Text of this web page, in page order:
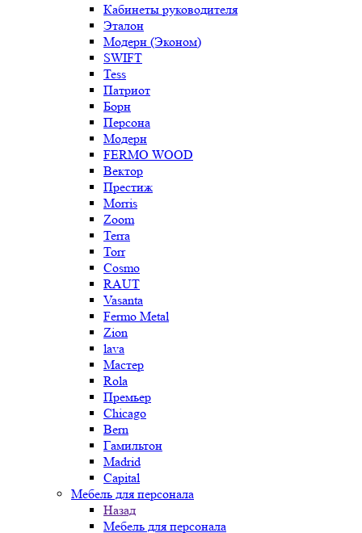
Кабинеты руководителя
Эталон
Модерн (Эконом)
SWIFT
Tess
Патриот
Борн
Персона
Модерн
FERMO WOOD
Вектор
Престиж
Morris
Zoom
Terra
Torr
Cosmo
RAUT
Vasanta
Fermo Metal
Zion
lava
Мастер
Rola
Премьер
Chicago
Bern
Гамильтон
Madrid
Capital
Мебель для персонала
Назад
Мебель для персонала